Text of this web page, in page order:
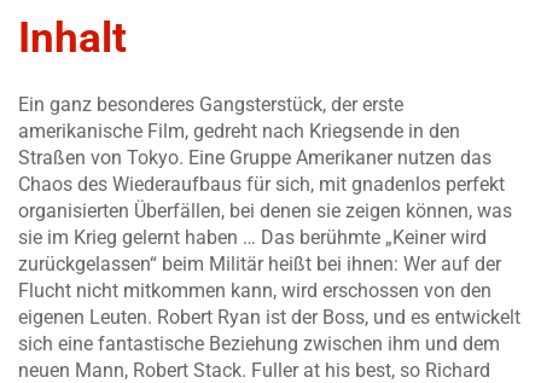
Inhalt
Ein ganz besonderes Gangsterstück, der erste
amerikanische Film, gedreht nach Kriegsende in den
Straßen von Tokyo. Eine Gruppe Amerikaner nutzen das
Chaos des Wiederaufbaus für sich, mit gnadenlos perfekt
organisierten Überfällen, bei denen sie zeigen können, was
sie im Krieg gelernt haben … Das berühmte „Keiner wird
zurückgelassen“ beim Militär heißt bei ihnen: Wer auf der
Flucht nicht mitkommen kann, wird erschossen von den
eigenen Leuten. Robert Ryan ist der Boss, und es entwickelt
sich eine fantastische Beziehung zwischen ihm und dem
neuen Mann, Robert Stack. Fuller at his best, so Richard